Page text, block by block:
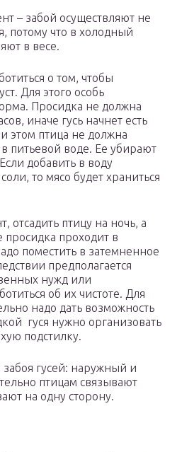
– забой осуществляют не
потому что в холодный
в весе.
о том, чтобы
Для этого особь
Просидка не должна
иначе гусь начнет есть
этом птица не должна
питьевой воде. Ее убирают
добавить в воду
то мясо будет храниться
отсадить птицу на ночь, а
просидка проходит в
поместить в затемненное
предполагается
нужд или
об их чистоте. Для
надо дать возможность
гуся нужно организовать
подстилку.
забоя гусей: наружный и
птицам связывают
на одну сторону.